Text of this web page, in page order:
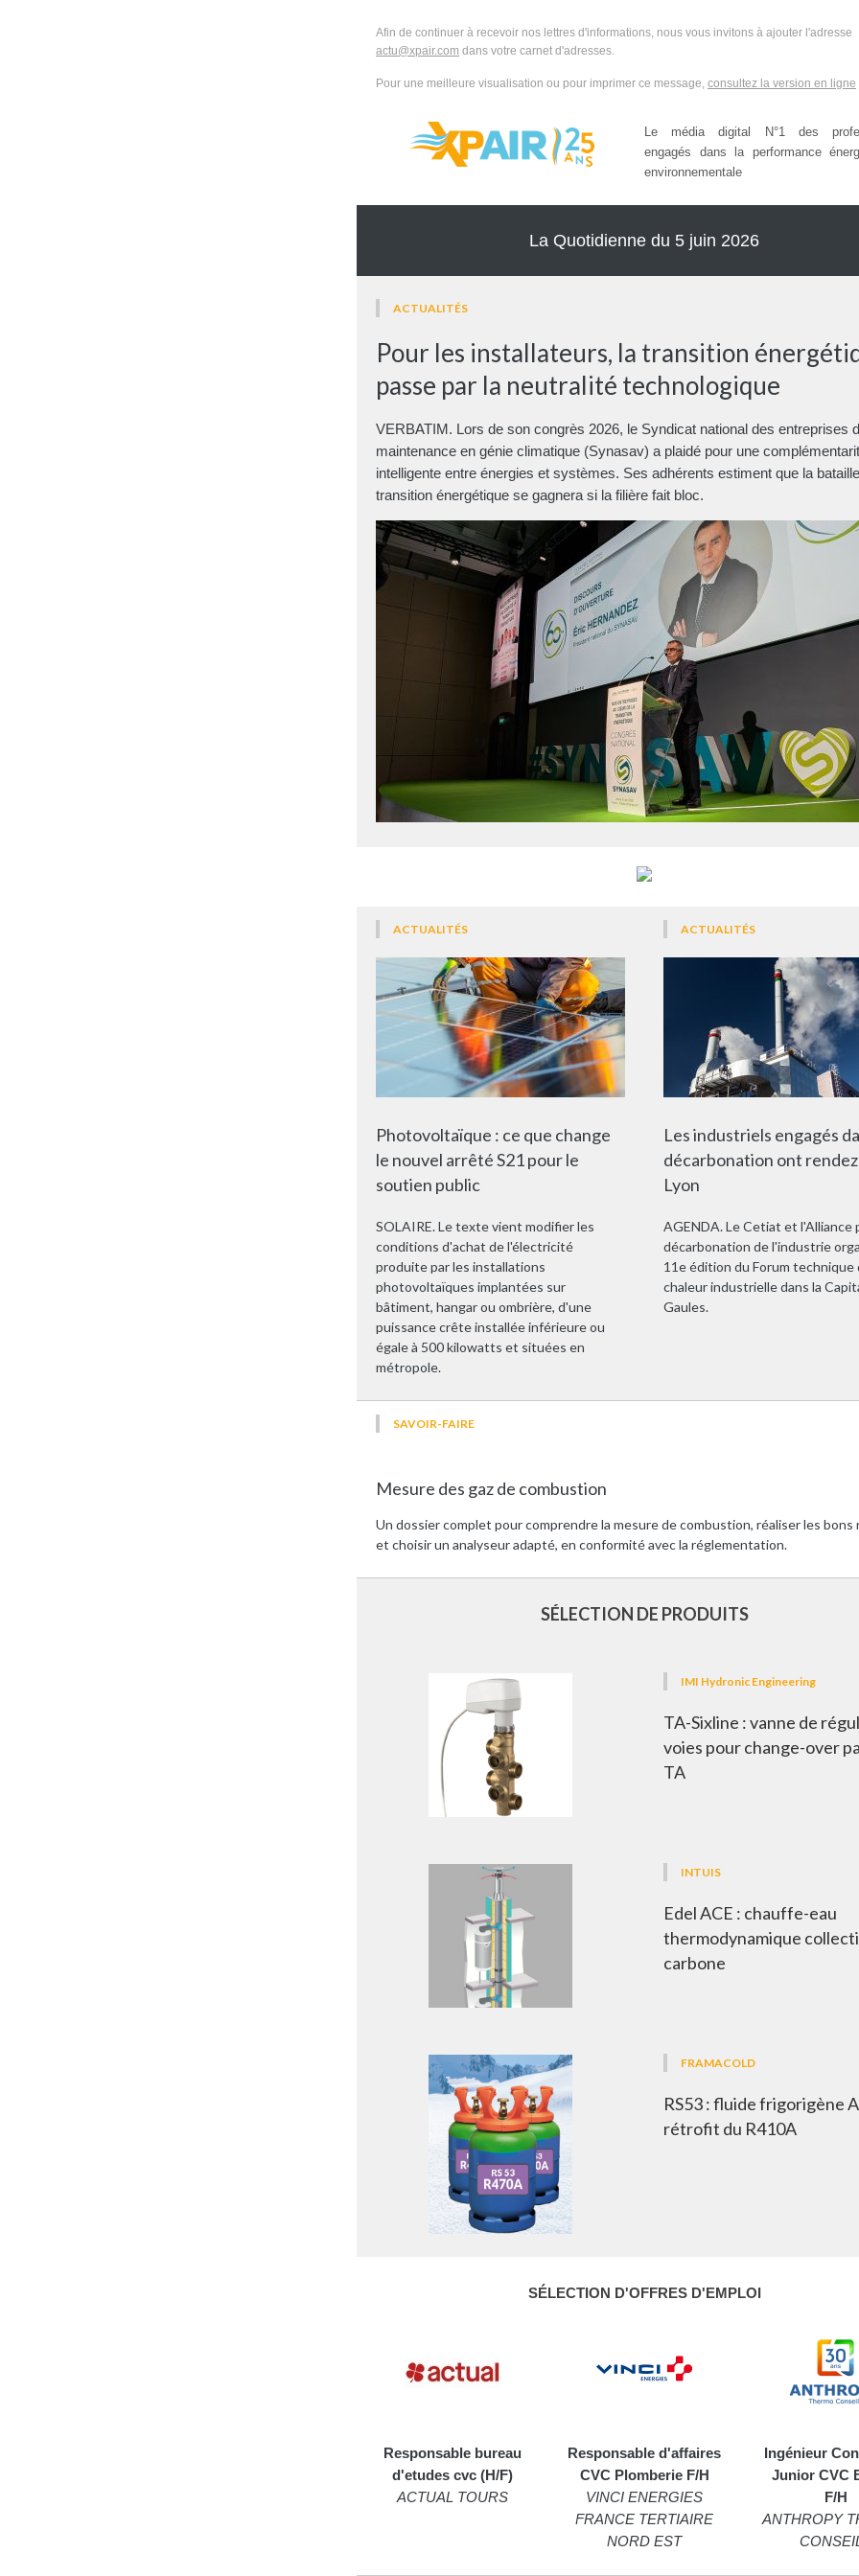
Afin de continuer à recevoir nos lettres d'informations, nous vous invitons à ajouter l'adresse
actu@xpair.com dans votre carnet d'adresses.
Pour une meilleure visualisation ou pour imprimer ce message, consultez la version en ligne
Le média digital N°1 des
engagés dans la performance
environnementale
La Quotidienne du 5 juin 2026
ACTUALITÉS
Pour les installateurs, la transition
passe par la neutralité technologique
VERBATIM. Lors de son congrès 2026, le Syndicat national des entreprises
maintenance en génie climatique (Synasav) a plaidé pour une
intelligente entre énergies et systèmes. Ses adhérents estiment que la
transition énergétique se gagnera si la filière fait bloc.
ACTUALITÉS
Photovoltaïque : ce que change
le nouvel arrêté S21 pour le
soutien public
SOLAIRE. Le texte vient modifier les
conditions d'achat de l'électricité
produite par les installations
photovoltaïques implantées sur
bâtiment, hangar ou ombrière, d'une
puissance crête installée inférieure ou
égale à 500 kilowatts et situées en
métropole.
ACTUALITÉS
Les industriels engagés
décarbonation ont
Lyon
AGENDA. Le Cetiat et l'Alliance
décarbonation de l'industrie
11e édition du Forum technique
chaleur industrielle dans la
Gaules.
SAVOIR-FAIRE
Mesure des gaz de combustion
Un dossier complet pour comprendre la mesure de combustion, réaliser les bons
et choisir un analyseur adapté, en conformité avec la réglementation.
SÉLECTION DE PRODUITS
IMI Hydronic Engineering
TA-Sixline : vanne de
voies pour change-over
TA
INTUIS
Edel ACE : chauffe-eau
thermodynamique
carbone
FRAMACOLD
RS53 : fluide frigorigène
rétrofit du R410A
SÉLECTION D'OFFRES D'EMPLOI
Responsable bureau
d'etudes cvc (H/F)
ACTUAL TOURS
Responsable d'affaires
CVC Plomberie F/H
VINCI ENERGIES
FRANCE TERTIAIRE
NORD EST
Ingénieur
Junior CVC
F/H
ANTHROPY